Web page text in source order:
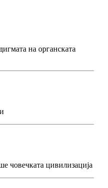
на органската
човечката цивилизација